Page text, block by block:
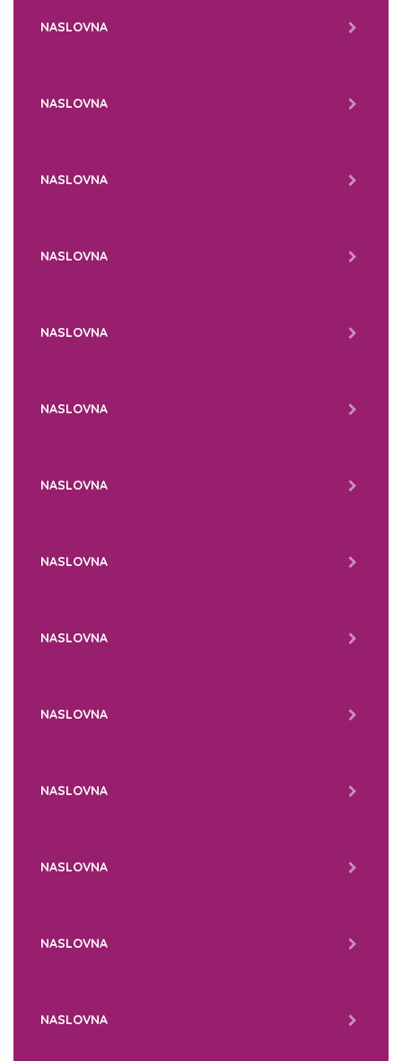
NASLOVNA
NASLOVNA
NASLOVNA
NASLOVNA
NASLOVNA
NASLOVNA
NASLOVNA
NASLOVNA
NASLOVNA
NASLOVNA
NASLOVNA
NASLOVNA
NASLOVNA
NASLOVNA